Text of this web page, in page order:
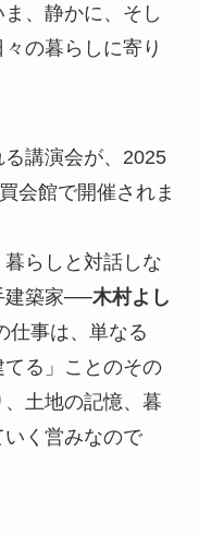
、静かに、そし
の暮らしに寄り
講演会が、2025
会館で開催されま
らしと対話しな
建築家──木村よし
仕事は、単なる
てる」ことのその
土地の記憶、暮
く営みなので